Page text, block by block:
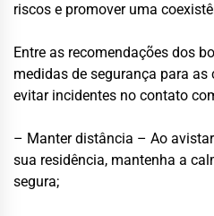
riscos e promover uma
Entre as recomendações dos
medidas de segurança para
evitar incidentes no contato
– Manter distância – Ao
sua residência, mantenha a
segura;